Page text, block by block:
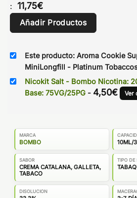
: 11,75€
Añadir Productos
Este producto: Aroma Cookie
MiniLongfill - Platinum
Nicokit Salt - Bombo Nicotina:
Base: 75VG/25PG - 4,50€ Ver
MARCA
BOMBO 10ML/
SABOR
CREMA CATALANA, GALLETA,
TABACO
TIPO DE
DISOLUCION